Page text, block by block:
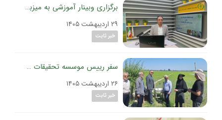
برگزاری وبینار آموزشی به میزبانی موسسه تحقیقات گیاه‌پزشکی کشور؛
۲۹ اردیبهشت ۱۴۰۵
خبر ثابت
سفر رییس موسسه تحقیقات گیاه‌پزشکی کشور به مازندران؛
۲۶ اردیبهشت ۱۴۰۵
خبر ثابت